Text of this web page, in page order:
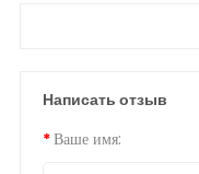
Написать отзыв
Ваше имя: